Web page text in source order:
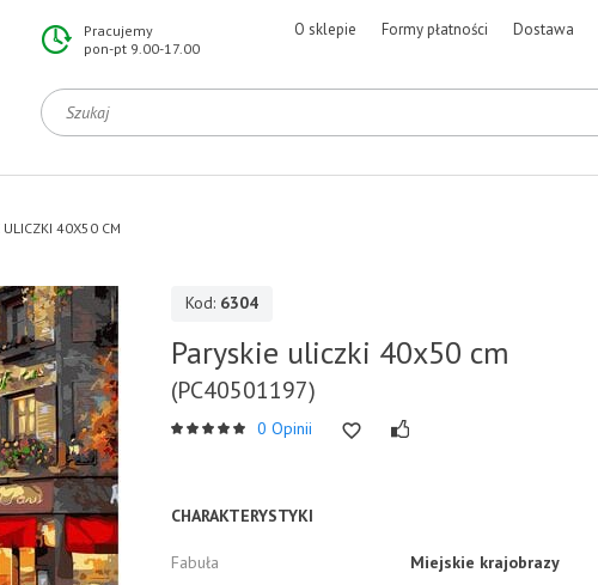
Pracujemy
pon-pt 9.00-17.00
O sklepie Formy płatności Dostawa
ULICZKI 40X50 CM
Kod: 6304
Paryskie uliczki 40x50 cm
(PC40501197)
0 Opinii
CHARAKTERYSTYKI
Fabuła
Miejskie krajobrazy